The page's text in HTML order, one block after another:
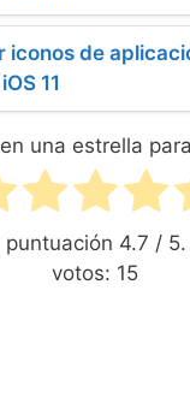
iconos de
11
una estrella
4.7 /
votos: 15